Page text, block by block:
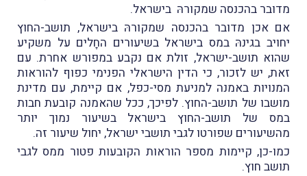
מדובר בהכנסה שמקורהּ בישראל.
אם אכן מדובר בהכנסה שמקורהּ בישראל, תושב-החוץ
יחויב בגינהּ במס בישראל בשיעורים החָלים על משקיע
שהוא תושב-ישראל, זולת אם נקבע במפורש אחרת. עם
זאת, יש לזכור, כי הדין הישראלי הפנימי כפוף להוראות
המנויות באמנה למניעת מסי-כפל, אם קיימת, עם מדינת
מושבו של תושב-החוץ. לפיכך, ככל שהאמנה קובעת חבות
במס של תושב-החוץ בישראל בשיעור נמוך יותר
מהשיעורים שפורטו לגבי תושבי ישראל, יחול שיעור זה.
כמו-כן, קיימות מספר הוראות הקובעות פטור ממס לגבי
תושב חוץ.